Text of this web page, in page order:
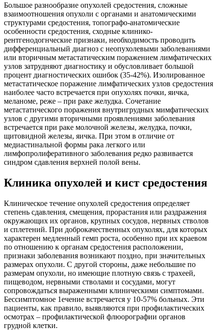
Большое разнообразие опухолей средостения, сложные
взаимоотношения опухоли с органами и анатомическими
структурами средостения, топографо-анатомические
особенности средостения, сходные клинико-
рентгенодогнческие признаки, необходимость проводить
дифференциальный диагноз с неопухолевыми заболеваниями
или вторичным метастатическим поражением лимфатических
узлов затрудняют диагностику и обусловливает большой
процент диагностических ошибок (35-42%). Изолированное
метастатическое поражение лимфатических узлов средостения
наиболее часто встречается при опухолях почки, яичка,
меланоме, реже – при раке желудка. Сочетание
метастатического поражения внутригрудных мимфатических
узлов с другими вторичными проявлениями заболевания
встречается при раке молочной железы, желудка, почки,
щитовидной железы, яичка. При этом в отличие от
медиастинальной формы рака легкого или
лимфопролиферативного заболевания редко развивается
синдром сдавления верхней полой вены.
Клиника опухолей и кист средостения
Клиническое течение опухолей средостения определяет
степень сдавления, смещения, прорастания или раздражения
окружающих их органов, крупных сосудов, нервных стволов
и сплетений. При доброкачественных опухолях, для которых
характерен медленный гемп роста, особенно при их краевом
по отношению к органам средостения расположении,
признаки заболевания возникают поздно, при значительных
размерах опухоли. С другой стороны, даже небольшие по
размерам опухоли, но имеющие плотную связь с трахеей,
пищеводом, нервными стволами и сосудами, могут
сопровождаться выраженными клиническими симптомами.
Бессимптомное 1ечение встречается у 10-57% больных. Эти
пациенты, как правило, выявляются при профилактических
осмотрах – профилактической флюорографии органов
грудной клетки.